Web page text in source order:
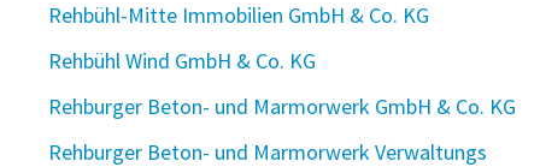
Rehbühl-Mitte Immobilien GmbH & Co. KG
Rehbühl Wind GmbH & Co. KG
Rehburger Beton- und Marmorwerk GmbH & Co. KG
Rehburger Beton- und Marmorwerk Verwaltungs